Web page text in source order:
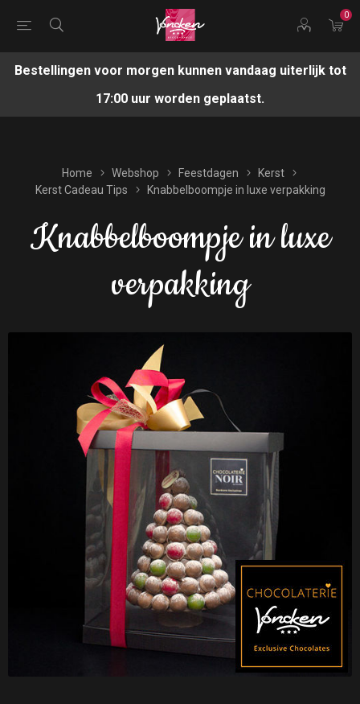
0
Bestellingen voor morgen kunnen vandaag uiterlijk tot
17:00 uur worden geplaatst.
Home Webshop Feestdagen
Kerst
Kerst Cadeau Tips
Knabbelboompje in luxe verpakking
Knabbelboompje in luxe
verpakking